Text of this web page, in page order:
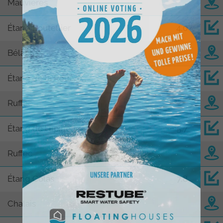
Mauvières
Étang Boutellier 4,0
Bélâbre
Étang de la Rouère 5,2
Ruffec
Étang de l'Épineau 5,7
Ruffec
Étang Colas 7,8
Chalais